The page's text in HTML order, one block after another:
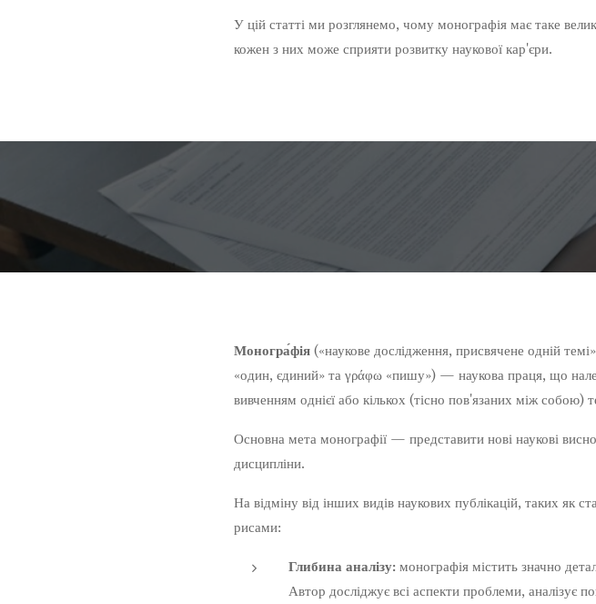
У цій статті ми розглянемо, чому монографія має таке
кожен з них може сприяти розвитку наукової кар'єри.
Моногра́фія («наукове дослідження, присвячене одній
«один, єдиний» та γράφω «пишу») — наукова праця, що
вивченням однієї або кількох (тісно пов'язаних між собою)
Основна мета монографії — представити нові наукові
дисципліни.
На відміну від інших видів наукових публікацій, таких як
рисами:
Глибина аналізу: монографія містить значно
Автор досліджує всі аспекти проблеми, аналізує